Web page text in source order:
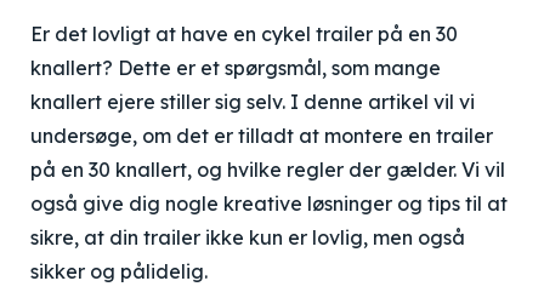
Er det lovligt at have en cykel trailer på en 30
knallert? Dette er et spørgsmål, som mange
knallert ejere stiller sig selv. I denne artikel vil vi
undersøge, om det er tilladt at montere en trailer
på en 30 knallert, og hvilke regler der gælder. Vi vil
også give dig nogle kreative løsninger og tips til at
sikre, at din trailer ikke kun er lovlig, men også
sikker og pålidelig.